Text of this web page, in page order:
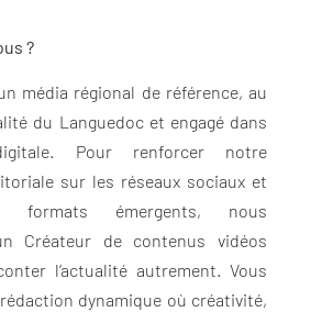
?
média régional de référence, au
du Languedoc et engagé dans
Pour renforcer notre
sur les réseaux sociaux et
formats émergents, nous
Créateur de contenus vidéos
l’actualité autrement. Vous
dynamique où créativité,